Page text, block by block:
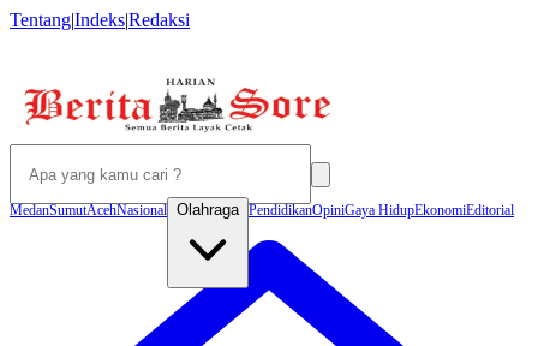
Tentang|Indeks|Redaksi
MedanSumutAcehNasional Olahraga PendidikanOpiniGaya HidupEkonomiEditorial